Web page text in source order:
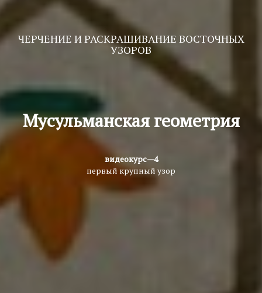
ЧЕРЧЕНИЕ И РАСКРАШИВАНИЕ ВОСТОЧНЫХ
УЗОРОВ
Мусульманская геометрия
видеокурс—4
первый крупный узор